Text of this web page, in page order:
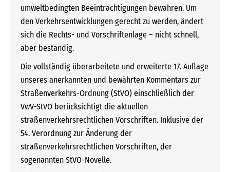
umweltbedingten Beeinträchtigungen bewahren. Um
den Verkehrsentwicklungen gerecht zu werden, ändert
sich die Rechts- und Vorschriftenlage – nicht schnell,
aber beständig.
Die vollständig überarbeitete und er­weiterte 17. Auflage
unseres anerkannten und bewährten Kommentars zur
Straßenverkehrs-Ordnung (StVO) einschließlich der
VwV-StVO berücksichtigt die aktuellen
straßenverkehrsrechtlichen Vorschriften. Inklusive der
54. Verordnung zur Änderung der
straßenverkehrsrechtlichen Vorschriften, der
sogenannten StVO-Novelle.